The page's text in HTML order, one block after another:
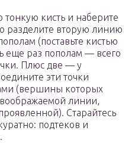
кисть и наберите
разделите вторую линию
(поставьте кистью
еще раз пополам — всего
Плюс две — у
эти точки
(вершины которых
воображаемой линии,
Старайтесь
подтеков и